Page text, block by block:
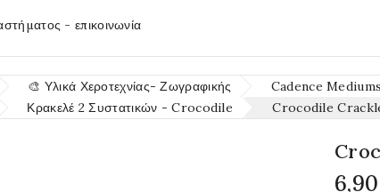
- επικοινωνία
🎨 Υλικά Χεροτεχνίας- Ζωγραφικής
Cadence
Κρακελέ 2 Συστατικών - Crocodile Crocodile